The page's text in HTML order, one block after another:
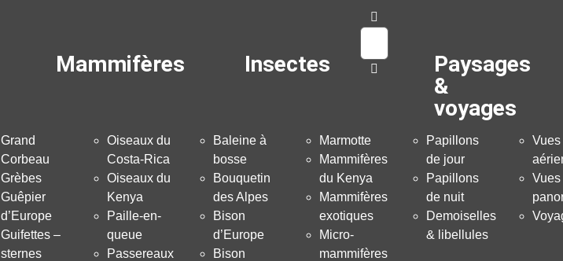
Mammifères Insectes
Paysages
&
voyages
Grand
Corbeau
Grèbes
Guêpier
d’Europe
Guifettes –
sternes
Oiseaux du
Costa-Rica
Oiseaux du
Kenya
Paille-en-
queue
Passereaux
Baleine à
bosse
Bouquetin
des Alpes
Bison
d’Europe
Bison
Marmotte
Mammifères
du Kenya
Mammifères
exotiques
Micro-
mammifères
Papillons
de jour
Papillons
de nuit
Demoiselles
& libellules
Vues
Vues